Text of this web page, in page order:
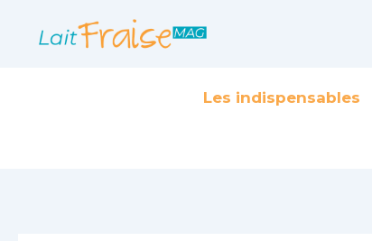
Les indispensables